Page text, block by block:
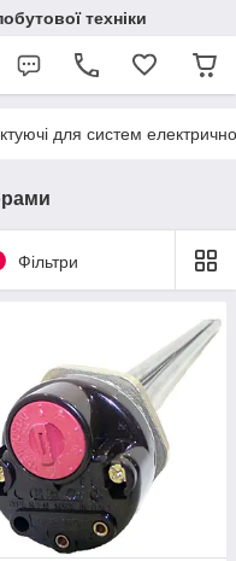
техніки
для систем
Фільтри